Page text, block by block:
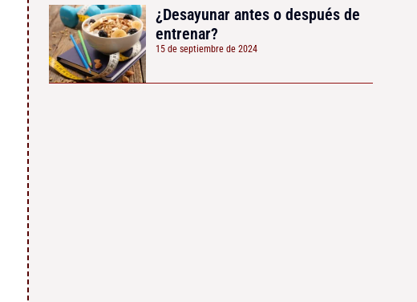
¿Desayunar antes o después de
entrenar?
15 de septiembre de 2024